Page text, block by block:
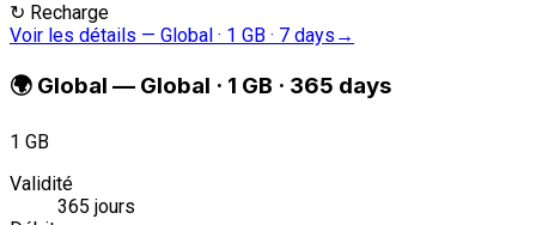
↻ Recharge
Voir les détails — Global · 1 GB · 7 days →
🌍 Global — Global · 1 GB · 365 days
1 GB
Validité
365 jours